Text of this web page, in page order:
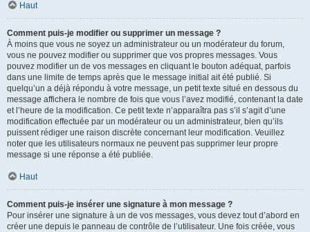
Haut
Comment puis-je modifier ou supprimer un message ?
À moins que vous ne soyez un administrateur ou un modérateur du forum,
vous ne pouvez modifier ou supprimer que vos propres messages. Vous
pouvez modifier un de vos messages en cliquant le bouton adéquat, parfois
dans une limite de temps après que le message initial ait été publié. Si
quelqu’un a déjà répondu à votre message, un petit texte situé en dessous du
message affichera le nombre de fois que vous l’avez modifié, contenant la date
et l’heure de la modification. Ce petit texte n’apparaîtra pas s’il s’agit d’une
modification effectuée par un modérateur ou un administrateur, bien qu’ils
puissent rédiger une raison discrète concernant leur modification. Veuillez
noter que les utilisateurs normaux ne peuvent pas supprimer leur propre
message si une réponse a été publiée.
Haut
Comment puis-je insérer une signature à mon message ?
Pour insérer une signature à un de vos messages, vous devez tout d’abord en
créer une depuis le panneau de contrôle de l’utilisateur. Une fois créée, vous